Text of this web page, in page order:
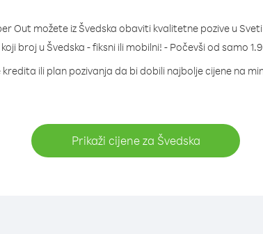
Out možete iz Švedska obaviti kvalitetne pozive u
broj u Švedska - fiksni ili mobilni! - Počevši od samo
ili plan pozivanja da bi dobili najbolje cijene na
Prikaži cijene za Švedska